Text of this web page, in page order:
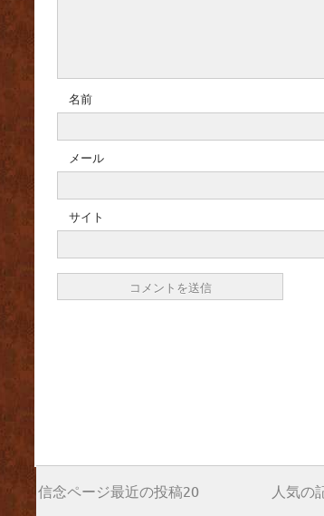
名前
メール
サイト
信念ページ最近の投稿20 人気の